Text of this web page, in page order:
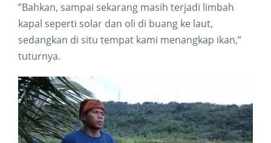
”Bahkan, sampai sekarang masih terjadi limbah
kapal seperti solar dan oli di buang ke laut,
sedangkan di situ tempat kami menangkap ikan,”
tuturnya.